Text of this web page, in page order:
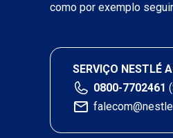
como por exemplo
SERVIÇO NESTLÉ
0800-7702461